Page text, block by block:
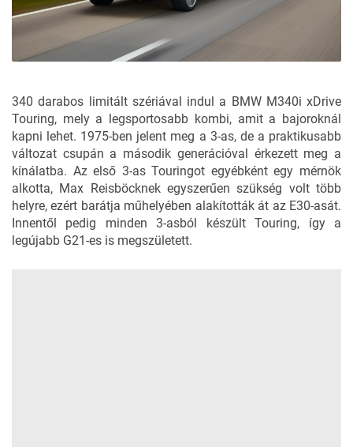
340 darabos limitált szériával indul a BMW M340i xDrive
Touring, mely a legsportosabb kombi, amit a bajoroknál
kapni lehet. 1975-ben jelent meg a 3-as, de a praktikusabb
változat csupán a második generációval érkezett meg a
kínálatba. Az első 3-as Touringot egyébként egy mérnök
alkotta, Max Reisböcknek egyszerűen szükség volt több
helyre, ezért barátja műhelyében alakították át az E30-asát.
Innentől pedig minden 3-asból készült Touring, így a
legújabb G21-es is megszületett.